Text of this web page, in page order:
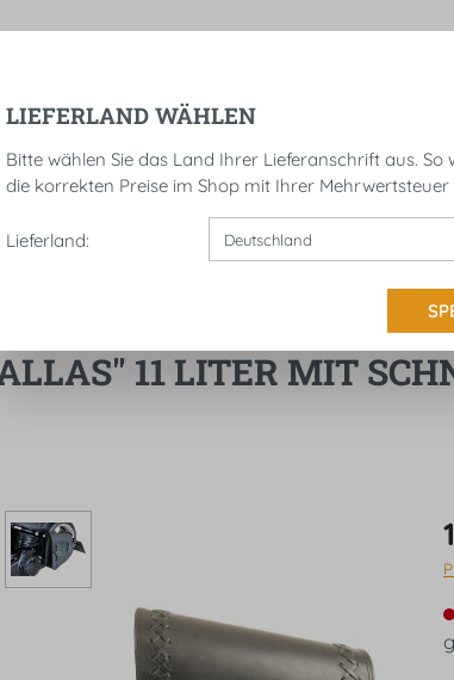
KENNZEICHENHALTER
11 LITER MIT
LIEFERLAND WÄHLEN
Bitte wählen Sie das Land Ihrer Lieferanschrift aus. So
die korrekten Preise im Shop mit Ihrer Mehrwertsteuer
Lieferland: